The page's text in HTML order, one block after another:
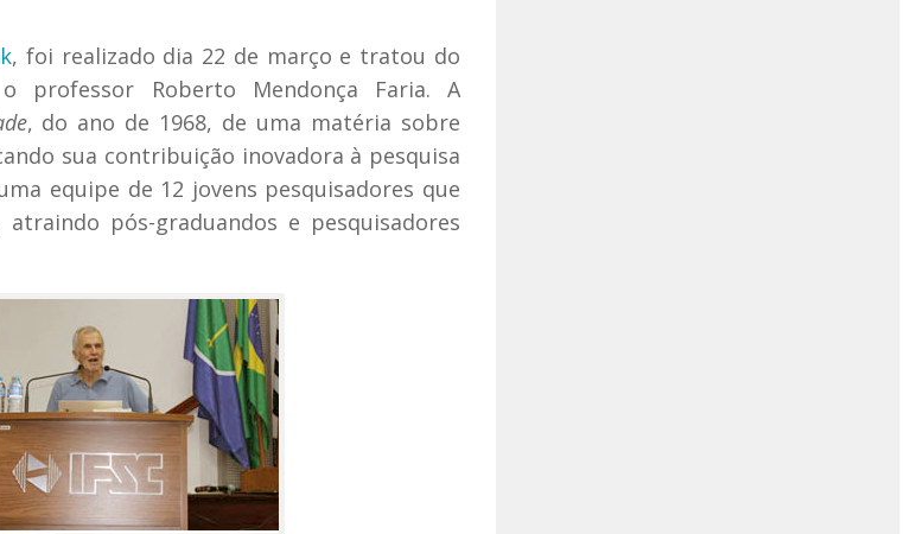
, foi realizado dia 22 de março e tratou do
professor Roberto Mendonça Faria. A
, do ano de 1968, de uma matéria sobre
sua contribuição inovadora à pesquisa
equipe de 12 jovens pesquisadores que
pós-graduandos e pesquisadores